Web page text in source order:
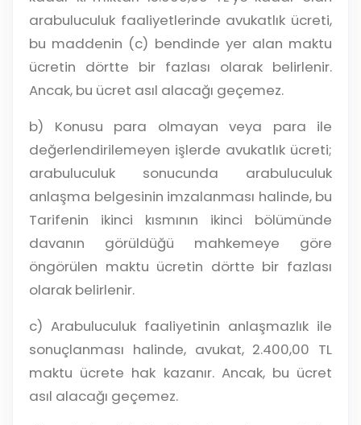
arabuluculuk faaliyetlerinde avukatlık ücreti,
bu maddenin (c) bendinde yer alan maktu
ücretin dörtte bir fazlası olarak belirlenir.
Ancak, bu ücret asıl alacağı geçemez.
b) Konusu para olmayan veya para ile
değerlendirilemeyen işlerde avukatlık ücreti;
arabuluculuk sonucunda arabuluculuk
anlaşma belgesinin imzalanması halinde, bu
Tarifenin ikinci kısmının ikinci bölümünde
davanın görüldüğü mahkemeye göre
öngörülen maktu ücretin dörtte bir fazlası
olarak belirlenir.
c) Arabuluculuk faaliyetinin anlaşmazlık ile
sonuçlanması halinde, avukat, 2.400,00 TL
maktu ücrete hak kazanır. Ancak, bu ücret
asıl alacağı geçemez.